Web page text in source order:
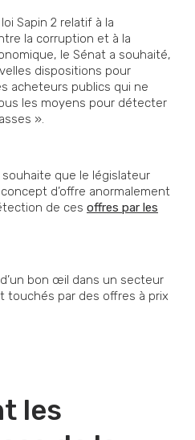
Sapin 2 relatif à la
la corruption et à la
le Sénat a souhaité,
dispositions pour
acheteurs publics qui ne
les moyens pour détecter
».
souhaite que le législateur
d’offre anormalement
de ces offres par les
bon œil dans un secteur
touchés par des offres à prix
les